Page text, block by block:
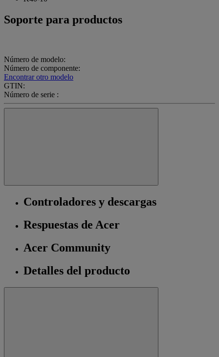
Soporte para productos
Número de modelo:
Número de componente:
Encontrar otro modelo
GTIN:
Número de serie :
Controladores y descargas
Respuestas de Acer
Acer Community
Detalles del producto